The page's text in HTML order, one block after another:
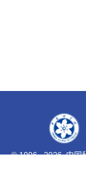
© 1996 -2026 中国